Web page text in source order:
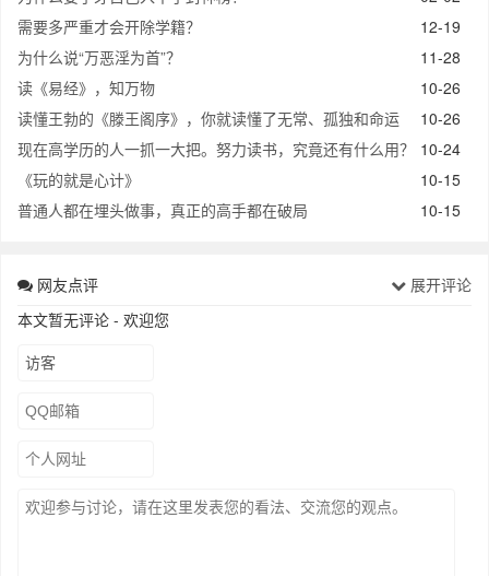
12-19
需要多严重才会开除学籍？
11-28
为什么说“万恶淫为首”？
10-26
读《易经》，知万物
10-26
读懂王勃的《滕王阁序》，你就读懂了无常、孤独和命运
10-24
现在高学历的人一抓一大把。努力读书，究竟还有什么用？
10-15
《玩的就是心计》
10-15
普通人都在埋头做事，真正的高手都在破局
网友点评
展开评论
本文暂无评论 - 欢迎您